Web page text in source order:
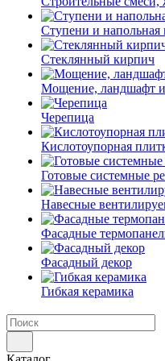
Ступени и напольная
Cтеклянный кирпич
Мощение, ландшафт и
Черепица
Кислотоупорная
Готовые системные
Навесные
Фасадные
Фасадный декор
Гибкая керамика